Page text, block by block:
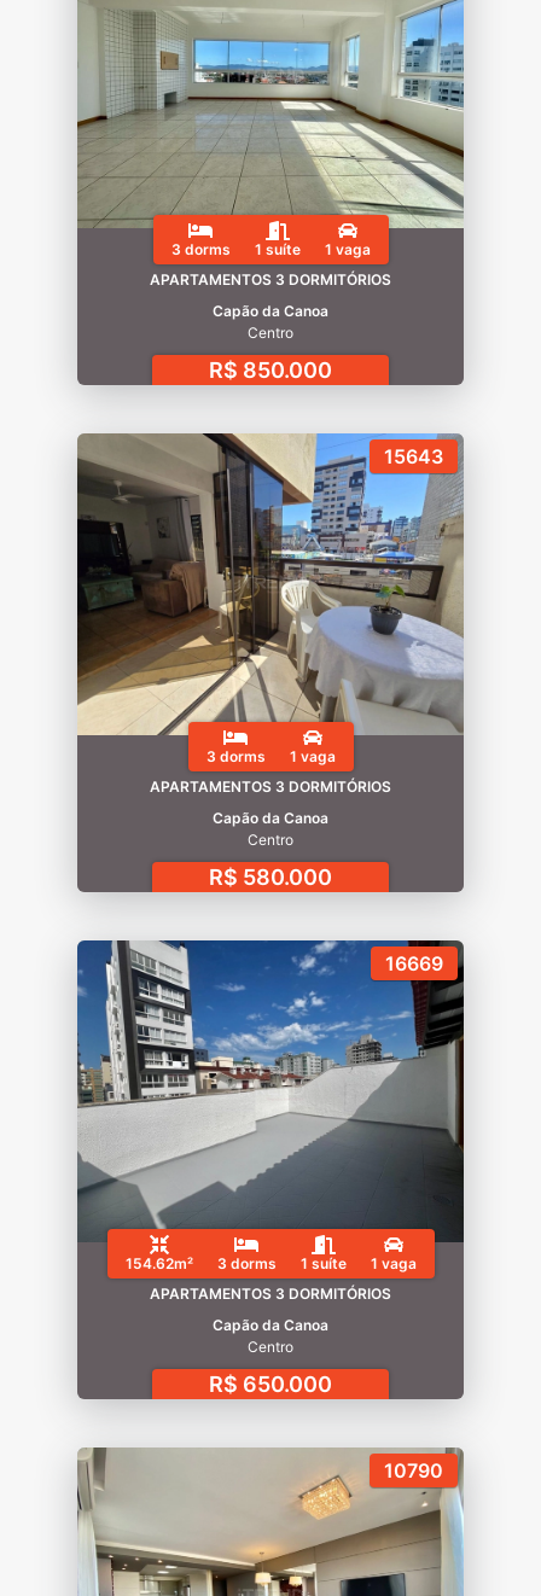
3 dorms 1 suíte
1 vaga
APARTAMENTOS 3 DORMITÓRIOS
Capão da Canoa
Centro
R$ 850.000
15643
3 dorms
1 vaga
APARTAMENTOS 3 DORMITÓRIOS
Capão da Canoa
Centro
R$ 580.000
16669
154.62m² 3 dorms 1 suíte
1 vaga
APARTAMENTOS 3 DORMITÓRIOS
Capão da Canoa
Centro
R$ 650.000
10790